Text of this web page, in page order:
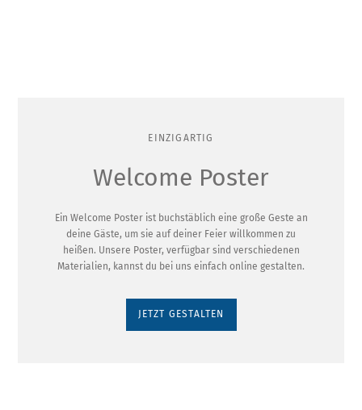
EINZIGARTIG
Welcome Poster
Ein Welcome Poster ist buchstäblich eine große Geste an
deine Gäste, um sie auf deiner Feier willkommen zu
heißen. Unsere Poster, verfügbar sind verschiedenen
Materialien, kannst du bei uns einfach online gestalten.
JETZT GESTALTEN